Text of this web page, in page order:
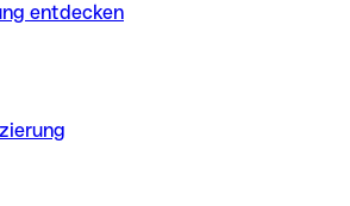
entdecken